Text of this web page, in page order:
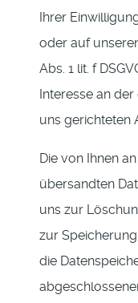
Ihrer
oder auf
Abs. 1 lit. f
Interesse an
uns gerichteten
Die von Ihnen
übersandten
uns zur
zur
die